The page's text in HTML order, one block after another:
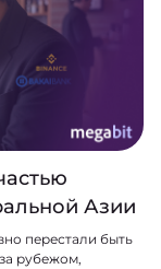
Азии
перестали быть
рубежом,